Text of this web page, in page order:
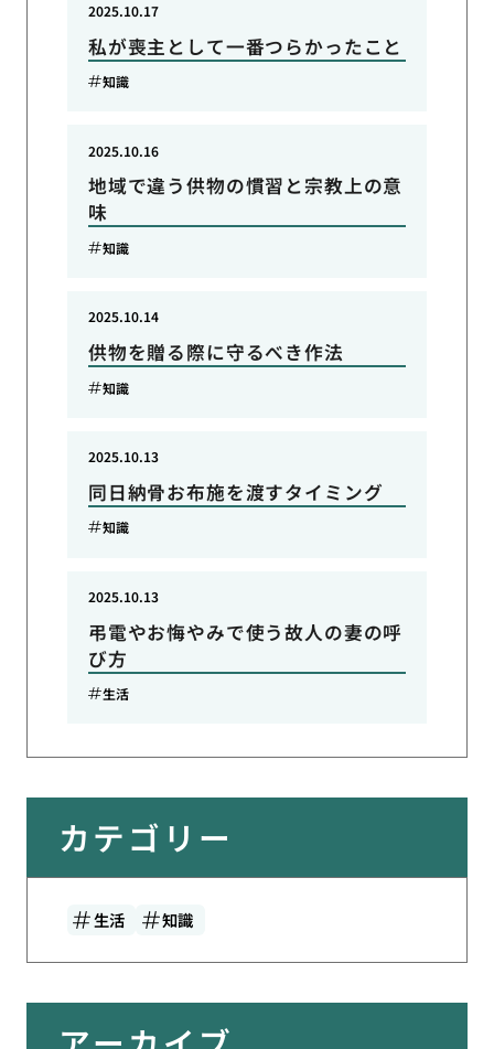
私が喪主として一番つらかったこと
2025.10.17
知識
地域で違う供物の慣習と宗教上の意
味
2025.10.16
知識
供物を贈る際に守るべき作法
2025.10.14
知識
同日納骨お布施を渡すタイミング
2025.10.13
知識
弔電やお悔やみで使う故人の妻の呼
び方
2025.10.13
生活
カテゴリー
生活 知識